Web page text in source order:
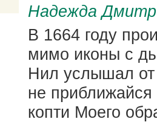
Надежда
В 1664 году
мимо иконы с
Нил услышал
не
копти Моего